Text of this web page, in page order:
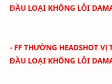
ĐẦU LOẠI KHÔNG LỖI
- FF THƯỜNG HEADSHOT VỊ
ĐẦU LOẠI KHÔNG LỖI